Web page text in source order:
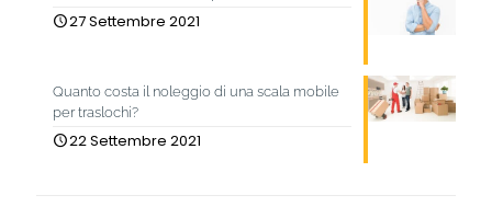
27 Settembre 2021
Quanto costa il noleggio di una scala mobile
per traslochi?
22 Settembre 2021